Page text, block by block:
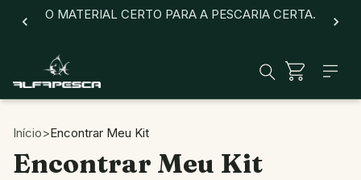
O MATERIAL CERTO PARA A PESCARIA CERTA.
Início>Encontrar Meu Kit
Encontrar Meu Kit